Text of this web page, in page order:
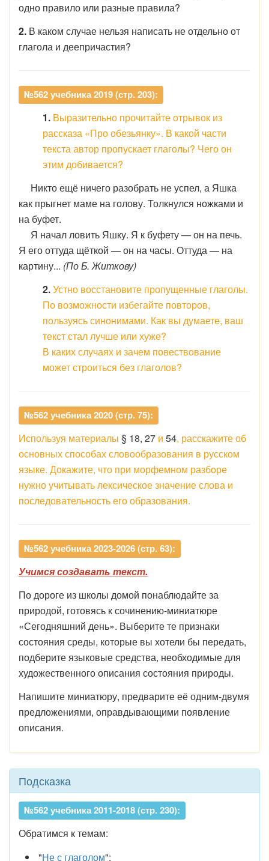
одно правило или разные правила?
2. В каком случае нельзя написать не отдельно от
глагола и деепричастия?
№562 учебника 2019 (стр. 203):
1. Выразительно прочитайте отрывок из
рассказа «Про обезьянку». В какой части
текста автор пропускает глаголы? Чего он
этим добивается?
Никто ещё ничего разобрать не успел, а Яшка
как прыгнет маме на голову. Толкнулся ножками и
на буфет.
Я начал ловить Яшку. Я к буфету — он на печь.
Я его оттуда щёткой — он на часы. Оттуда — на
картину... (По Б. Житкову)
2.Устно восстановите пропущенные глаголы.
По возможности избегайте повторов,
пользуясь синонимами. Как вы думаете, ваш
текст стал лучше или хуже?
В каких случаях и зачем повествование
может строиться без глаголов?
№562 учебника 2020 (стр. 75):
Используя материалы § 18, 27 и 54, расскажите об
основных способах словообразования в русском
языке. Докажите, что при морфемном разборе
нужно учитывать лексическое значение слова и
последовательность его образования.
№562 учебника 2023-2026 (стр. 63):
Учимся создавать текст.
По дороге из школы домой понаблюдайте за
природой, готовясь к сочинению-миниатюре
«Сегодняшний день». Выберите те признаки
состояния среды, которые вы хотели бы передать,
подберите языковые средства, необходимые для
художественного описания состояния природы.
Напишите миниатюру, предварите её одним-двумя
предложениями, оправдывающими появление
описания.
Подсказка
№562 учебника 2011-2018 (стр. 230):
Обратимся к темам:
"Не с глаголом";